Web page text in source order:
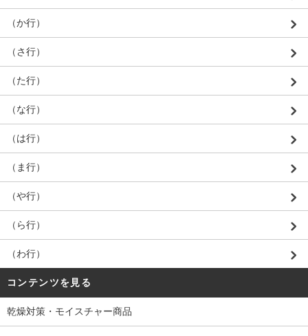
（か行）
（さ行）
（た行）
（な行）
（は行）
（ま行）
（や行）
（ら行）
（わ行）
コンテンツを見る
乾燥対策・モイスチャー商品